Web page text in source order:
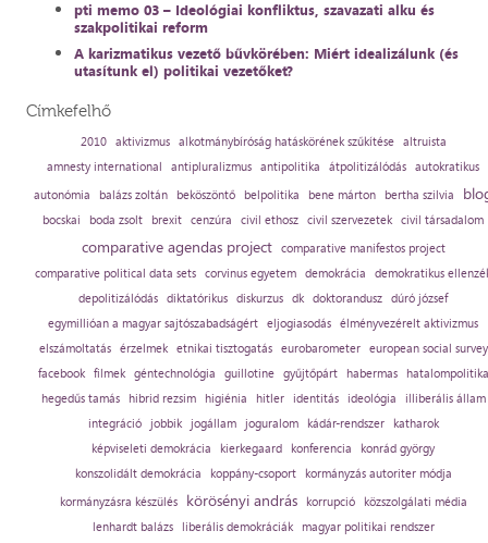
pti memo 03 – Ideológiai konfliktus, szavazati alku és
szakpolitikai reform
A karizmatikus vezető bűvkörében: Miért idealizálunk (és
utasítunk el) politikai vezetőket?
Címkefelhő
2010 aktivizmus alkotmánybíróság hatáskörének szűkítése
altruista
amnesty international
antipluralizmus antipolitika átpolitizálódás autokratikus
autonómia
balázs zoltán beköszöntő belpolitika bene márton bertha szilvia
bocskai boda zsolt brexit cenzúra civil ethosz civil szervezetek civil társadalom
comparative agendas project
comparative manifestos project
comparative political data sets corvinus egyetem demokrácia
demokratikus
depolitizálódás diktatórikus diskurzus dk doktorandusz dúró józsef
egymillióan a magyar sajtószabadságért eljogiasodás élményvezérelt aktivizmus
elszámoltatás
érzelmek etnikai tisztogatás eurobarometer
european social survey
facebook
filmek géntechnológia guillotine gyűjtőpárt habermas
hatalompolitika
hegedűs tamás
hibrid rezsim higiénia hitler identitás ideológia
illiberális állam
integráció
jobbik jogállam joguralom kádár-rendszer
katharok
képviseleti demokrácia
kierkegaard konferencia
konrád györgy
konszolidált demokrácia
koppány-csoport
kormányzás autoriter módja
kormányzásra készülés
körösényi andrás korrupció
közszolgálati média
lenhardt balázs
liberális demokráciák
magyar politikai rendszer